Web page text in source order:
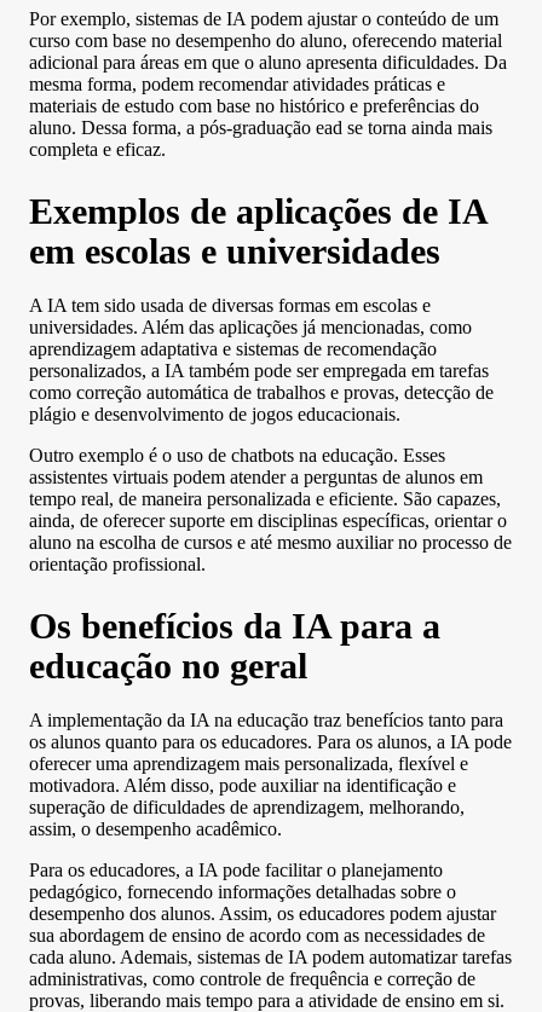
Por exemplo, sistemas de IA podem ajustar o conteúdo de um
curso com base no desempenho do aluno, oferecendo material
adicional para áreas em que o aluno apresenta dificuldades. Da
mesma forma, podem recomendar atividades práticas e
materiais de estudo com base no histórico e preferências do
aluno. Dessa forma, a pós-graduação ead se torna ainda mais
completa e eficaz.
Exemplos de aplicações de IA
em escolas e universidades
A IA tem sido usada de diversas formas em escolas e
universidades. Além das aplicações já mencionadas, como
aprendizagem adaptativa e sistemas de recomendação
personalizados, a IA também pode ser empregada em tarefas
como correção automática de trabalhos e provas, detecção de
plágio e desenvolvimento de jogos educacionais.
Outro exemplo é o uso de chatbots na educação. Esses
assistentes virtuais podem atender a perguntas de alunos em
tempo real, de maneira personalizada e eficiente. São capazes,
ainda, de oferecer suporte em disciplinas específicas, orientar o
aluno na escolha de cursos e até mesmo auxiliar no processo de
orientação profissional.
Os benefícios da IA para a
educação no geral
A implementação da IA na educação traz benefícios tanto para
os alunos quanto para os educadores. Para os alunos, a IA pode
oferecer uma aprendizagem mais personalizada, flexível e
motivadora. Além disso, pode auxiliar na identificação e
superação de dificuldades de aprendizagem, melhorando,
assim, o desempenho acadêmico.
Para os educadores, a IA pode facilitar o planejamento
pedagógico, fornecendo informações detalhadas sobre o
desempenho dos alunos. Assim, os educadores podem ajustar
sua abordagem de ensino de acordo com as necessidades de
cada aluno. Ademais, sistemas de IA podem automatizar tarefas
administrativas, como controle de frequência e correção de
provas, liberando mais tempo para a atividade de ensino em si.